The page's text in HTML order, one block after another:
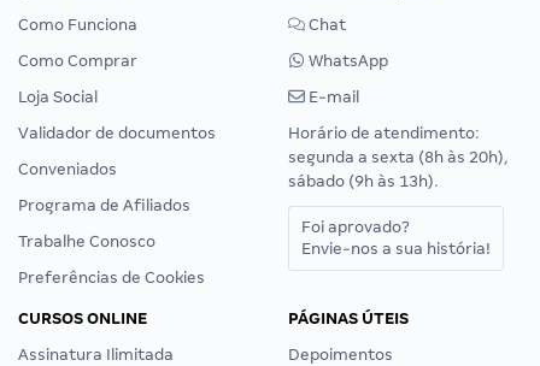
Como Funciona
Como Comprar
Loja Social
Validador de documentos
Conveniados
Programa de Afiliados
Trabalhe Conosco
Preferências de Cookies
Chat
WhatsApp
E-mail
Horário de atendimento:
segunda a sexta (8h às 20h),
sábado (9h às 13h).
Foi aprovado?
Envie-nos a sua história!
CURSOS ONLINE
Assinatura Ilimitada
PÁGINAS ÚTEIS
Depoimentos